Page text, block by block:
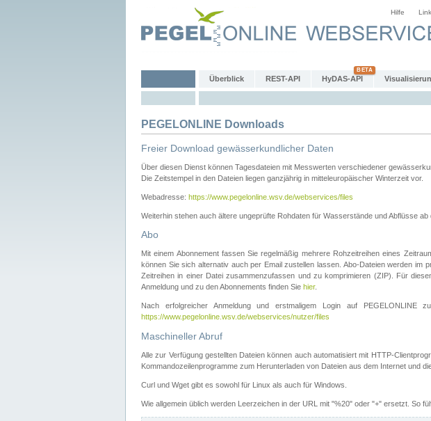
Hilfe
Überblick REST-API HyDAS-API
PEGELONLINE Downloads
Freier Download gewässerkundlicher Daten
Über diesen Dienst können Tagesdateien mit Messwerten verschiedener
Die Zeitstempel in den Dateien liegen ganzjährig in mitteleuropäischer Winterzeit vor.
Webadresse: https://www.pegelonline.wsv.de/webservices/files
Weiterhin stehen auch ältere ungeprüfte Rohdaten für Wasserstände und Abflüsse ab
Abo
Mit einem Abonnement fassen Sie regelmäßig mehrere Rohzeitreihen eines
können Sie sich alternativ auch per Email zustellen lassen. Abo-Dateien werden im
Zeitreihen in einer Datei zusammenzufassen und zu komprimieren (ZIP). Für
Anmeldung und zu den Abonnements finden Sie hier.
Nach erfolgreicher Anmeldung und erstmaligem Login auf
https://www.pegelonline.wsv.de/webservices/nutzer/files
Maschineller Abruf
Alle zur Verfügung gestellten Dateien können auch automatisiert mit HTTP-
Kommandozeilenprogramme zum Herunterladen von Dateien aus dem Internet und
Curl und Wget gibt es sowohl für Linux als auch für Windows.
Wie allgemein üblich werden Leerzeichen in der URL mit "%20" oder "+" ersetzt. So